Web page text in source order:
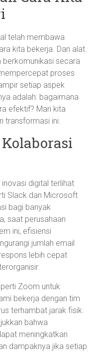
telah membawa
kita bekerja. Dari alat
secara
proses
setiap aspek
adalah: bagaimana
efektif? Mari kita
transformasi ini.
digital terlihat
Slack dan Microsoft
bagi banyak
saat perusahaan
ini, efisiensi
jumlah email
lebih cepat
Zoom untuk
bekerja dengan tim
terhambat jarak fisik.
bahwa
meningkatkan
dampaknya jika setiap